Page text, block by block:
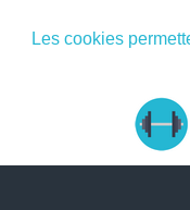
Les cookies